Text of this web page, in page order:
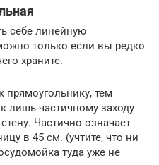
себе линейную
только если вы редко
храните.
тем
лишь частичному заходу
Частично означает
в 45 см. (учтите, что ни
туда уже не